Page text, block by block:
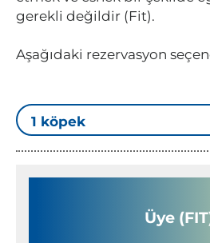
gerekli değildir (Fit).
Aşağıdaki rezervasyon
Üye